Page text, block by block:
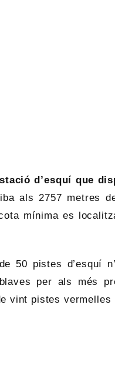
d’esquí que
als 2757 metres
mínima es
50 pistes d’esquí
per als més
vint pistes